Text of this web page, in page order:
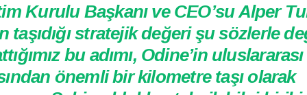
Kurulu Başkanı ve CEO’su Alper
taşıdığı stratejik değeri şu sözlerle
bu adımı, Odine’in
önemli bir kilometre taşı olarak